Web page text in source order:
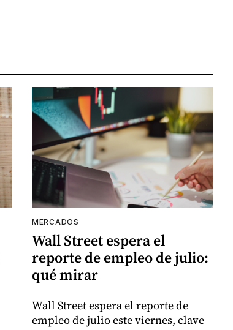
MERCADOS
Wall Street espera el
reporte de empleo de julio:
qué mirar
Wall Street espera el reporte de
empleo de julio este viernes, clave